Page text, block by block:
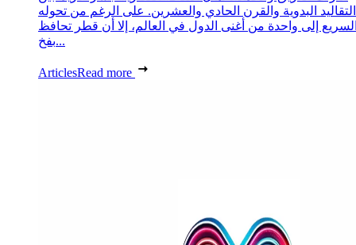
التقاليد البدوية والقرن الحادي والعشرين. على الرغم من تحوله
إلى واحدة من أغنى الدول في العالم، إلا أن قطر تحافظ
بفخ...
ArticlesRead more